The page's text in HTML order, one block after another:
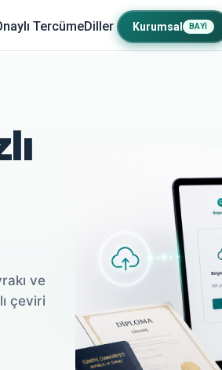
TercümeDiller Kurumsal
ve
çeviri